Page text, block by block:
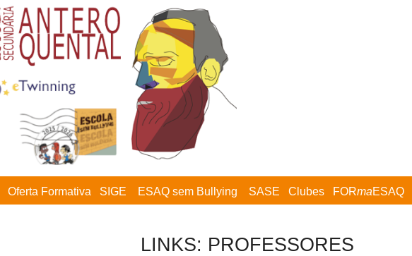
Oferta Formativa SIGE ESAQ sem Bullying SASE Clubes FORmaESAQ
LINKS: PROFESSORES